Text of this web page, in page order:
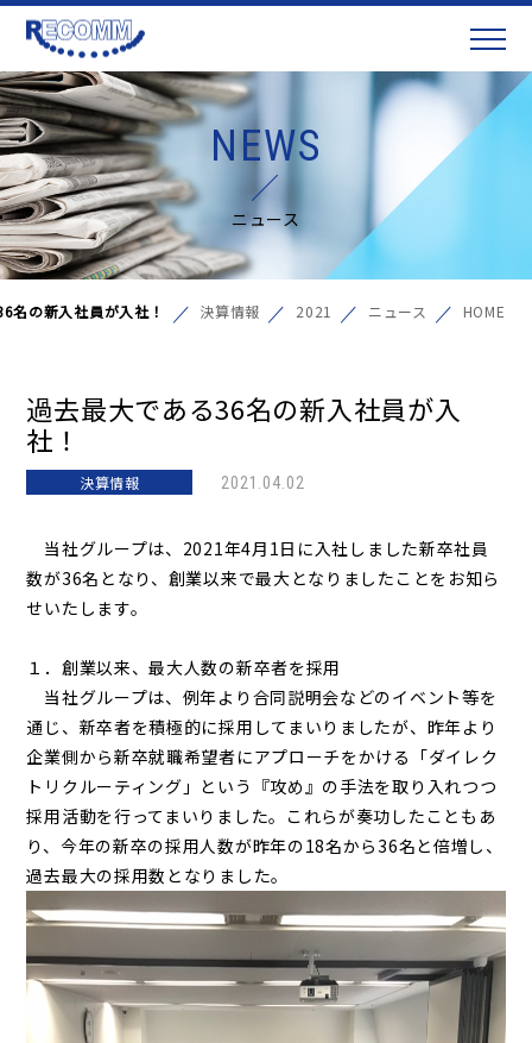
NEWS
ニュース
HOME
ニュース
2021
決算情報
名の新入社員が入社！
過去最大である36名の新入社員が入
社！
決算情報 2021.04.02
当社グループは、2021年4月1日に入社しました新卒社員
数が36名となり、創業以来で最大となりましたことをお知ら
せいたします。
１．創業以来、最大人数の新卒者を採用
当社グループは、例年より合同説明会などのイベント等を
通じ、新卒者を積極的に採用してまいりましたが、昨年より
企業側から新卒就職希望者にアプローチをかける「ダイレク
トリクルーティング」という『攻め』の手法を取り入れつつ
採用活動を行ってまいりました。これらが奏功したこともあ
り、今年の新卒の採用人数が昨年の18名から36名と倍増し、
過去最大の採用数となりました。